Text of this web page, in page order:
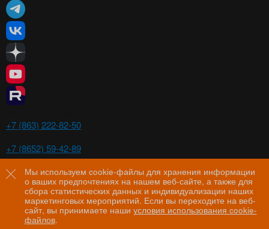
Мы используем cookie-файлы для хранения информации
о ваших предпочтениях на нашем веб-сайте, а также для
сбора статистических данных и индивидуализации наших
маркетинговых мероприятий. Если вы переходите на веб-
сайт, вы принимаете наши условия использования cookie-
файлов.
+7 (863) 222-82-50
+7 (8652) 59-42-89
Волгоград
+7 (8442) 29-00-21
Пятигорск
+7 (8793) 97-60-44